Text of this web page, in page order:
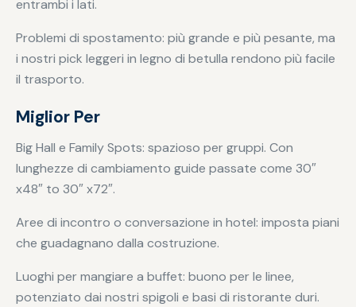
entrambi i lati.
Problemi di spostamento: più grande e più pesante, ma
i nostri pick leggeri in legno di betulla rendono più facile
il trasporto.
Miglior Per
Big Hall e Family Spots: spazioso per gruppi. Con
lunghezze di cambiamento guide passate come 30″
x48″ to 30″ x72″.
Aree di incontro o conversazione in hotel: imposta piani
che guadagnano dalla costruzione.
Luoghi per mangiare a buffet: buono per le linee,
potenziato dai nostri spigoli e basi di ristorante duri.